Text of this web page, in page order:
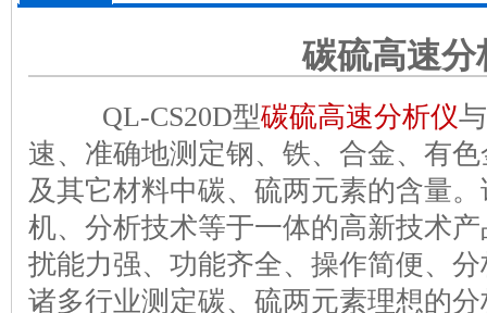
碳硫高速分
QL-CS20D型碳硫高速分析仪
速、准确地测定钢、铁、合金、有
及其它材料中碳、硫两元素的含量
机、分析技术等于一体的高新技术
扰能力强、功能齐全、操作简便、
诸多行业测定碳、硫两元素理想的